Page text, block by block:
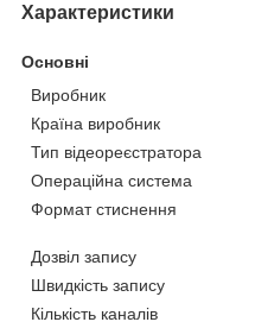
Характеристики
Основні
Виробник
Країна виробник
Тип відеореєстратора
Операційна система
Формат стиснення
Дозвіл запису
Швидкість запису
Кількість каналів